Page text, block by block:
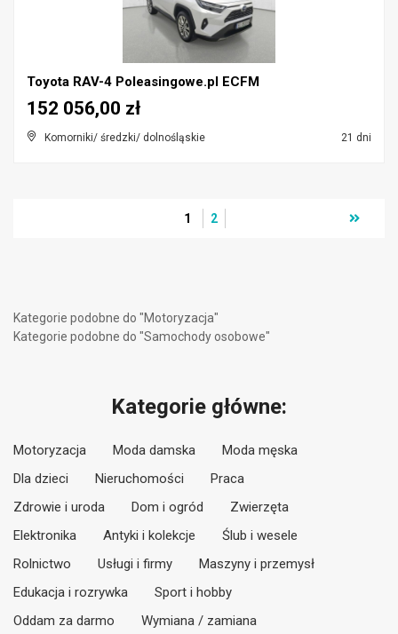
Toyota RAV-4 Poleasingowe.pl ECFM
Komorniki/ średzki/ dolnośląskie 21 dni
152 056,00 zł
1 2
Kategorie podobne do "Motoryzacja"
Kategorie podobne do "Samochody osobowe"
Kategorie główne:
Motoryzacja Moda damska
Moda męska
Dla dzieci
Nieruchomości
Praca
Zdrowie i uroda
Dom i ogród
Zwierzęta
Elektronika
Antyki i kolekcje
Ślub i wesele
Rolnictwo
Usługi i firmy
Maszyny i przemysł
Edukacja i rozrywka
Sport i hobby
Oddam za darmo
Wymiana / zamiana